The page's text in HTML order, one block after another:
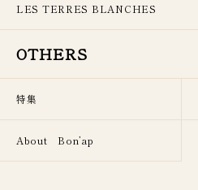
LES TERRES BLANCHES
OTHERS
特集
About Bon’ap